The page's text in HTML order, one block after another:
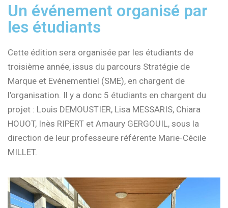
Un événement organisé par
les étudiants
Cette édition sera organisée par les étudiants de
troisième année, issus du parcours Stratégie de
Marque et Evénementiel (SME), en chargent de
l’organisation. Il y a donc 5 étudiants en chargent du
projet : Louis DEMOUSTIER, Lisa MESSARIS, Chiara
HOUOT, Inès RIPERT et Amaury GERGOUIL, sous la
direction de leur professeure référente Marie-Cécile
MILLET.